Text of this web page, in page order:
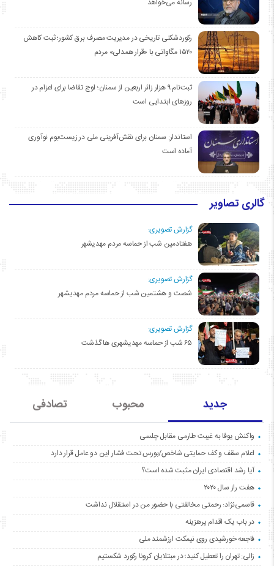
رکوردشکنی تاریخی در مدیریت مصرف برق کشور؛ ثبت کاهش
۱۵۲۰ مگاواتی با «قرار همدلی» مردم
ثبت‌نام ۹ هزار زائر اربعین از سمنان؛ اوج تقاضا برای اعزام در
روزهای ابتدایی است
استاندار: سمنان برای نقش‌آفرینی ملی در زیست‌بوم نوآوری
آماده است
گالری تصاویر
گزارش تصویری:
هفتادمین شب از حماسه مردم مهدیشهر
گزارش تصویری:
شصت و هشتمین شب از حماسه مردم مهدیشهر
گزارش تصویری:
۶۵ شب از حماسه مهدیشهری ها گذشت
جدید محبوب تصادفی
واکنش یوفا به غیبت طارمی مقابل چلسی
اعلام سقف و کف حمایتی شاخص/بورس تحت فشار این دو عامل قرار دارد
آیا رشد اقتصادی ایران مثبت شده است؟
هفت راز سال ۲۰۲۰
قاسمی‌نژاد: رحمتی مخالفتی با حضور من در استقلال نداشت
در باب یک اقدام پرهزینه
فاجعه خورشیدی روی نیمکت ارزشمند ملی
زالی: تهران را تعطیل کنید؛ در مبتلایان کرونا رکورد شکستیم